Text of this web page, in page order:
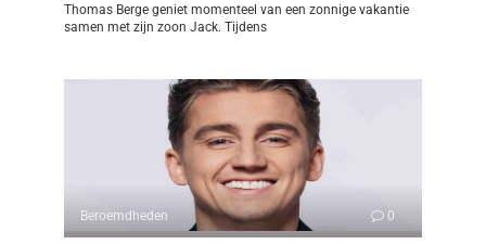
Thomas Berge geniet momenteel van een zonnige vakantie
samen met zijn zoon Jack. Tijdens
Beroemdheden 0